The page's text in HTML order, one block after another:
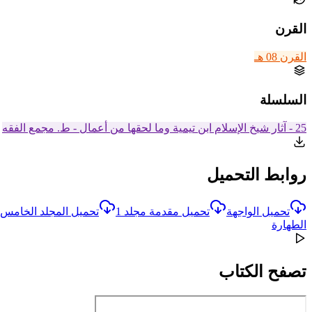
القرن
القرن 08 هـ
السلسلة
25 - آثار شيخ الإسلام ابن تيمية وما لحقها من أعمال - ط. مجمع الفقه
روابط التحميل
تحميل الواجهة تحميل مقدمة مجلد 1 تحميل المجلد
الطهارة
تصفح الكتاب